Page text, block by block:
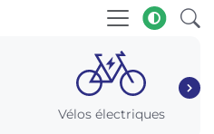
Vélos électriques